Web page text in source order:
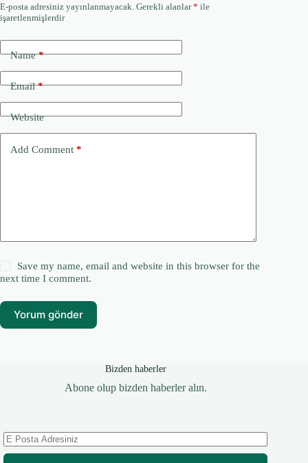
E-posta adresiniz yayınlanmayacak. Gerekli alanlar* ile
işaretlenmişlerdir
Name*
Email*
Website
Add Comment *
Save my name, email and website in this browser for the
next time I comment.
Yorum gönder
Bizden haberler
Abone olup bizden haberler alın.